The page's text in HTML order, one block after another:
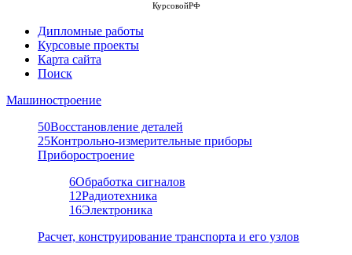
КурсовойРФ
Дипломные работы
Курсовые проекты
Карта сайта
Поиск
Машиностроение
50Восстановление деталей
25Контрольно-измерительные приборы
Приборостроение
6Обработка сигналов
12Радиотехника
16Электроника
Расчет, конструирование транспорта и его узлов